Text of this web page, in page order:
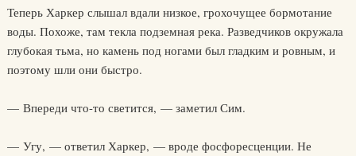
Теперь Харкер слышал вдали низкое, грохочущее бормотание
воды. Похоже, там текла подземная река. Разведчиков окружала
глубокая тьма, но камень под ногами был гладким и ровным, и
поэтому шли они быстро.
— Впереди что-то светится, — заметил Сим.
— Угу, — ответил Харкер, — вроде фосфоресценции. Не